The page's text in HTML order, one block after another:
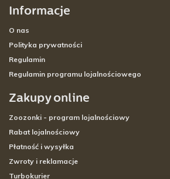
Informacje
O nas
Polityka prywatności
Regulamin
Regulamin programu lojalnościowego
Zakupy online
Zoozonki - program lojalnościowy
Rabat lojalnościowy
Płatność i wysyłka
Zwroty i reklamacje
Turbokurier